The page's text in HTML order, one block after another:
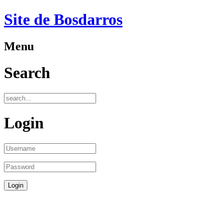
Site de Bosdarros
Menu
Search
Login